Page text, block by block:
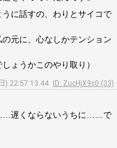
に話すの、わりとサイコで
元に、心なしかテンション
ょうかこのやり取り）
) 22:57:13.44
ID: ZucHjX9c0 (33)
遅くならないうちに……で